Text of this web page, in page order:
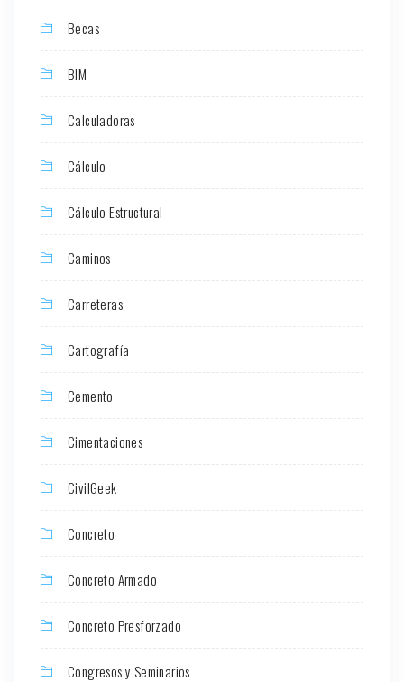
Becas
BIM
Calculadoras
Cálculo
Cálculo Estructural
Caminos
Carreteras
Cartografía
Cemento
Cimentaciones
CivilGeek
Concreto
Concreto Armado
Concreto Presforzado
Congresos y Seminarios